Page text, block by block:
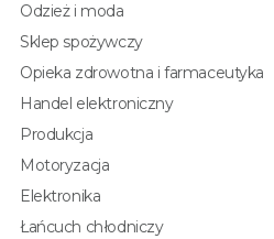
Odzież i moda
Sklep spożywczy
Opieka zdrowotna i farmaceutyka
Handel elektroniczny
Produkcja
Motoryzacja
Elektronika
Łańcuch chłodniczy